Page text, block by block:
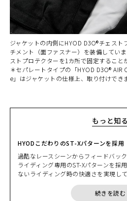
ジャケットの内側にHYOD D3O®チェスト
チメント（面ファスナー）を装備してい
ストプロテクターを1カ所で固定すること
＊セパレートタイプの「HYOD D3O® AIR
e」はジャケットの仕様上、取り付けでき
もっと知る
HYODこだわりのST-Xパターンを採用
過酷なレースシーンからフィードバッ
ライディング専用のST-Xパターンを採
ないライディング時の快適さを実現して
行錯誤を繰り返して完成させたパター
続きを読む